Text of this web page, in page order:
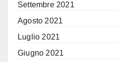
Settembre 2021
Agosto 2021
Luglio 2021
Giugno 2021